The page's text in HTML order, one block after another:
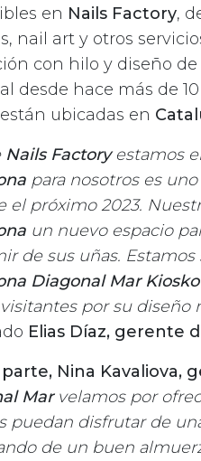
en Nails Factory,
nail art y otros
con hilo y diseño de
desde hace más de
ubicadas en
Nails Factoryestamos
para nosotros es
el próximo 2023.
un nuevo espacio
de sus uñas.
Diagonal Mar Kiosko
por su
Elias Díaz, gerente
Nina Kavaliova,
Marvelamos por
puedan disfrutar de
de un buen